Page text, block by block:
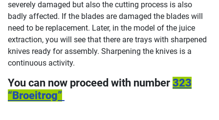
severely damaged but also the cutting process is also
badly affected. If the blades are damaged the blades will
need to be replacement. Later, in the model of the juice
extraction, you will see that there are trays with sharpened
knives ready for assembly. Sharpening the knives is a
continuous activity.
You can now proceed with number 323
“Broeitrog”